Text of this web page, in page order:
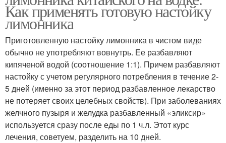
Как применять готовую настойку
лимонника
Приготовленную настойку лимонника в чистом виде
обычно не употребляют вовнутрь. Ее разбавляют
кипяченой водой (соотношение 1:1). Причем разбавляют
настойку с учетом регулярного потребления в течение 2-
5 дней (именно за этот период разбавленное лекарство
не потеряет своих целебных свойств). При заболеваниях
желчного пузыря и желудка разбавленный «эликсир»
используется сразу после еды по 1 ч.л. Этот курс
лечения, советуем, разделить на 10 дней.